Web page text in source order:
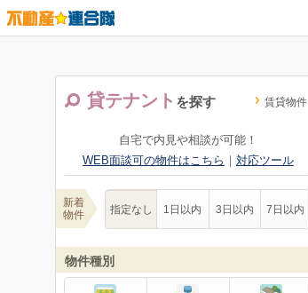
貸テナント を探す 賃貸物件
自宅で内見や相談が可能！
WEB面談可の物件はこちら ｜ 対応ツール
新着
物件
指定なし 1日以内 3日以内 7日以内
物件種別